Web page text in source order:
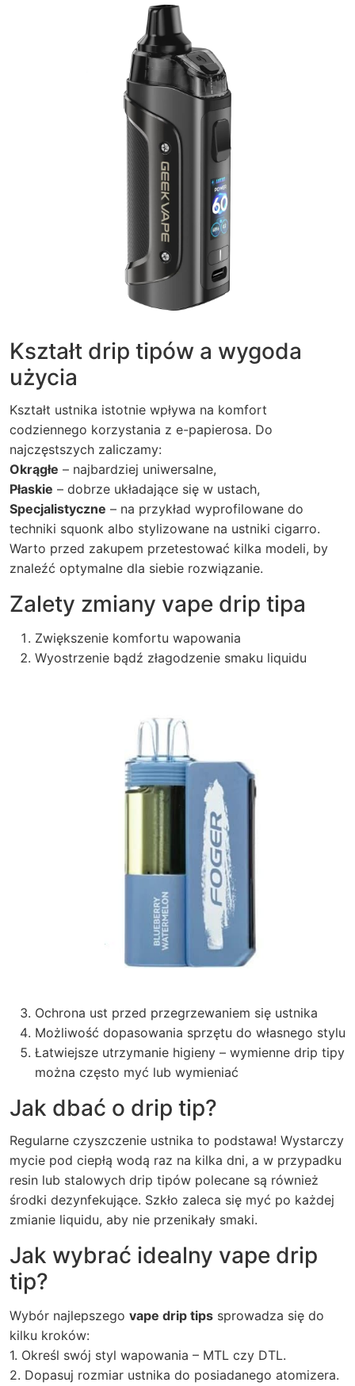
Kształt drip tipów a wygoda
użycia
Kształt ustnika istotnie wpływa na komfort
codziennego korzystania z e-papierosa. Do
najczęstszych zaliczamy:
Okrągłe – najbardziej uniwersalne,
Płaskie – dobrze układające się w ustach,
Specjalistyczne – na przykład wyprofilowane do
techniki squonk albo stylizowane na ustniki cigarro.
Warto przed zakupem przetestować kilka modeli, by
znaleźć optymalne dla siebie rozwiązanie.
Zalety zmiany vape drip tipa
Zwiększenie komfortu wapowania
Wyostrzenie bądź złagodzenie smaku liquidu
Ochrona ust przed przegrzewaniem się ustnika
Możliwość dopasowania sprzętu do własnego stylu
Łatwiejsze utrzymanie higieny – wymienne drip tipy
można często myć lub wymieniać
Jak dbać o drip tip?
Regularne czyszczenie ustnika to podstawa! Wystarczy
mycie pod ciepłą wodą raz na kilka dni, a w przypadku
resin lub stalowych drip tipów polecane są również
środki dezynfekujące. Szkło zaleca się myć po każdej
zmianie liquidu, aby nie przenikały smaki.
Jak wybrać idealny vape drip
tip?
Wybór najlepszego vape drip tips sprowadza się do
kilku kroków:
1. Określ swój styl wapowania – MTL czy DTL.
2. Dopasuj rozmiar ustnika do posiadanego atomizera.